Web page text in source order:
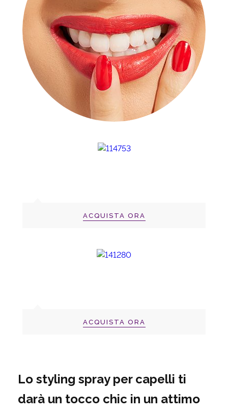
ACQUISTA ORA
ACQUISTA ORA
Lo styling spray per capelli ti
darà un tocco chic in un attimo